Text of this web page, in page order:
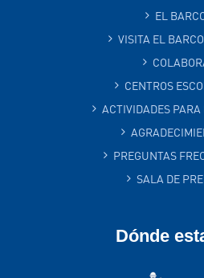
EL
VISITA EL
CENTROS
ACTIVIDADES PARA
PREGUNTAS
SALA DE
Dónde